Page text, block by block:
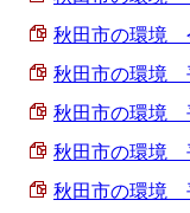
秋田市の環境
秋田市の環境
秋田市の環境
秋田市の環境
秋田市の環境